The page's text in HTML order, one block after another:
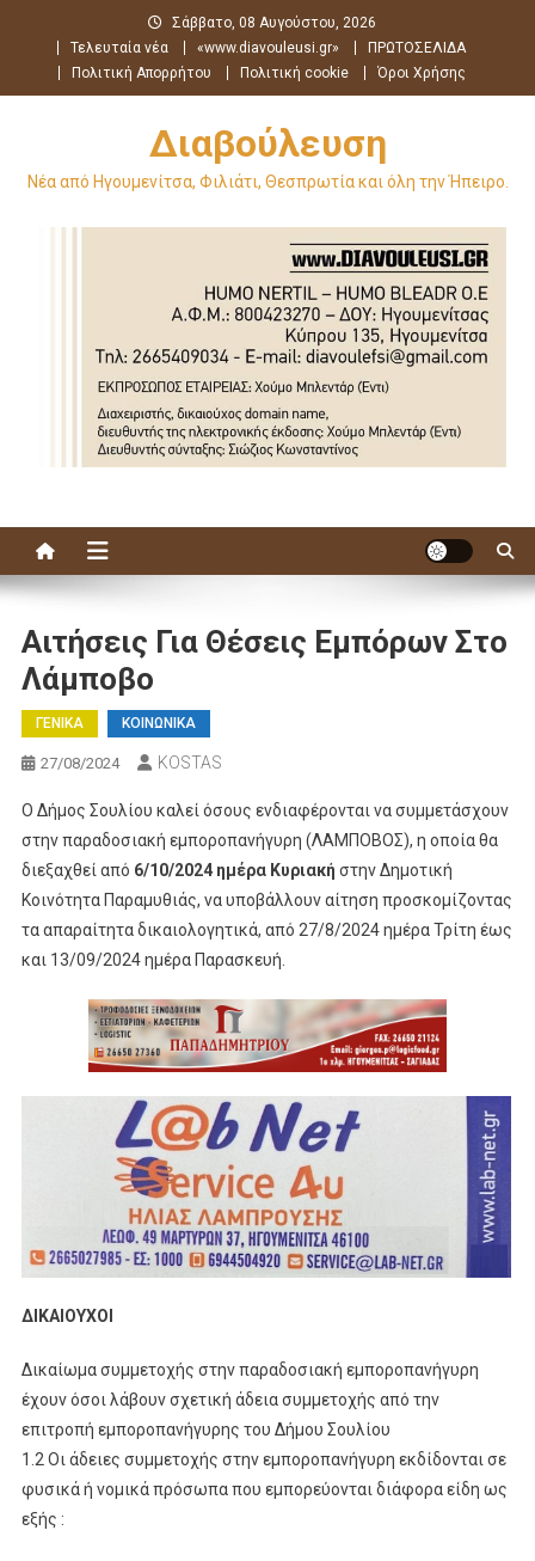
περιεχόμενο
Σάββατο, 08 Αυγούστου, 2026
Τελευταία νέα
«www.diavouleusi.gr»
ΠΡΩΤΟΣΕΛΙΔΑ
Πολιτική Απορρήτου
Πολιτική cookie Όροι Χρήσης
Διαβούλευση
Νέα από Ηγουμενίτσα, Φιλιάτι, Θεσπρωτία και όλη την Ήπειρο.
Αιτήσεις Για Θέσεις Εμπόρων Στο
Λάμποβο
ΓΕΝΙΚΑ ΚΟΙΝΩΝΙΚΑ
27/08/2024 KOSTAS
Ο Δήμος Σουλίου καλεί όσους ενδιαφέρονται να συμμετάσχουν
στην παραδοσιακή εμποροπανήγυρη (ΛΑΜΠΟΒΟΣ), η οποία θα
διεξαχθεί από 6/10/2024 ημέρα Κυριακή στην Δημοτική
Κοινότητα Παραμυθιάς, να υποβάλλουν αίτηση προσκομίζοντας
τα απαραίτητα δικαιολογητικά, από 27/8/2024 ημέρα Τρίτη έως
και 13/09/2024 ημέρα Παρασκευή.
ΔΙΚΑΙΟΥΧΟΙ
Δικαίωμα συμμετοχής στην παραδοσιακή εμποροπανήγυρη
έχουν όσοι λάβουν σχετική άδεια συμμετοχής από την
επιτροπή εμποροπανήγυρης του Δήμου Σουλίου
1.2 Οι άδειες συμμετοχής στην εμποροπανήγυρη εκδίδονται σε
φυσικά ή νομικά πρόσωπα που εμπορεύονται διάφορα είδη ως
εξής :